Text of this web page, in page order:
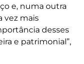
e, numa outra
vez mais
desses
e patrimonial”,